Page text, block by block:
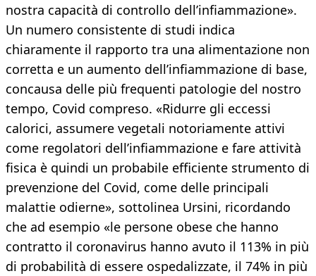
nostra capacità di controllo dell’infiammazione».
Un numero consistente di studi indica
chiaramente il rapporto tra una alimentazione non
corretta e un aumento dell’infiammazione di base,
concausa delle più frequenti patologie del nostro
tempo, Covid compreso. «Ridurre gli eccessi
calorici, assumere vegetali notoriamente attivi
come regolatori dell’infiammazione e fare attività
fisica è quindi un probabile efficiente strumento di
prevenzione del Covid, come delle principali
malattie odierne», sottolinea Ursini, ricordando
che ad esempio «le persone obese che hanno
contratto il coronavirus hanno avuto il 113% in più
di probabilità di essere ospedalizzate, il 74% in più